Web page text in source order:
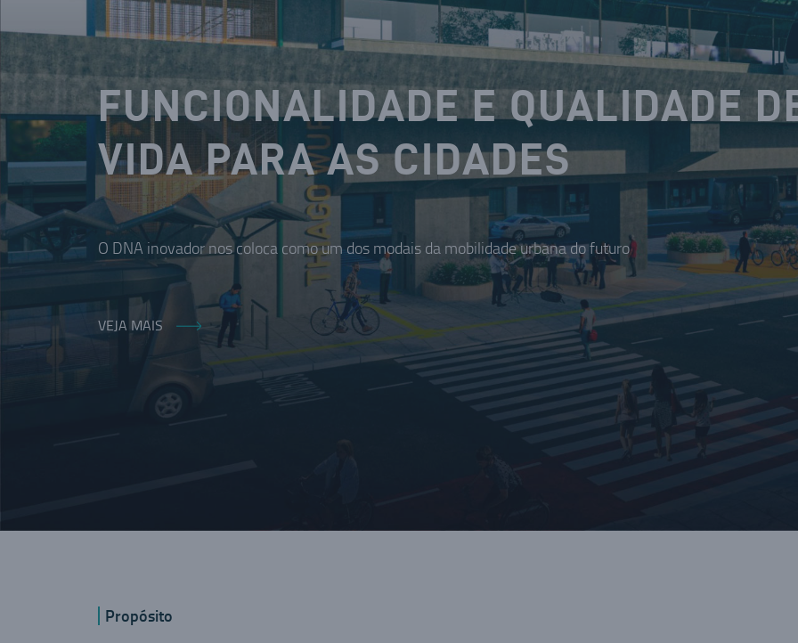
FUNCIONALIDADE E QUALIDADE
VIDA PARA AS CIDADES
O DNA inovador nos coloca como um dos modais da mobilidade urbana do futuro
VEJA MAIS
Propósito